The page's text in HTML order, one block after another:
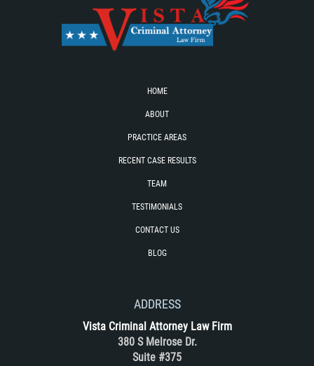
HOME
ABOUT
PRACTICE AREAS
RECENT CASE RESULTS
TEAM
TESTIMONIALS
CONTACT US
BLOG
ADDRESS
Vista Criminal Attorney Law Firm
380 S Melrose Dr.
Suite #375